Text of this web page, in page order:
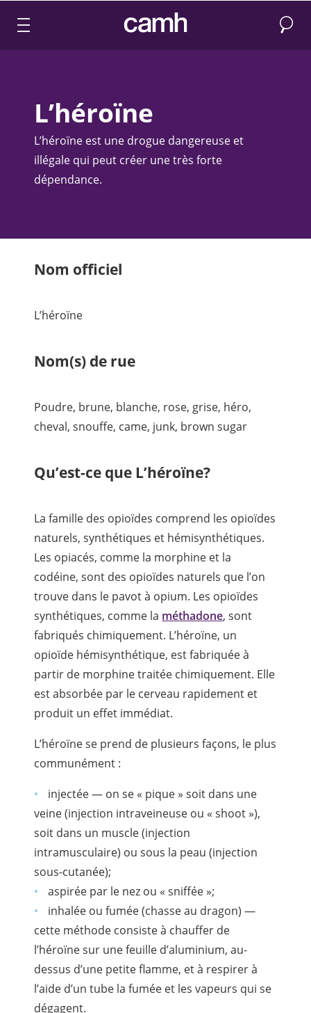
CAMH logo
L’héroïne
L’héroïne est une drogue dangereuse et
illégale qui peut créer une très forte
dépendance. ​
Nom officiel
L’héroïne​
Nom(s) de rue
Poudre, brune, blanche, rose, grise, héro,
cheval, snouffe, came, junk, brown sugar
Qu’est-ce que L’héroïne?
La famille des opioïdes comprend les opioïdes
naturels, synthétiques et hémisynthétiques.
Les opiacés, comme la morphine et la
codéine, sont des opioïdes naturels que l’on
trouve dans le pavot à opium. Les opioïdes
synthétiques, comme la méthadone, sont
fabriqués chimiquement. L’héroïne, un
opioïde hémisynthétique, est fabriquée à
partir de morphine traitée chimiquement. Elle
est absorbée par le cerveau rapidement et
produit un effet immédiat.
L’héroïne se prend de plusieurs façons, le plus
communément :
injectée — on se « pique » soit dans une
veine (injection intraveineuse ou « shoot »),
soit dans un muscle (injection
intramusculaire) ou sous la peau (injection
sous-cutanée);
aspirée par le nez ou « sniffée »;
inhalée ou fumée (chasse au dragon) —
cette méthode consiste à chauffer de
l’héroïne sur une feuille d’aluminium, au-
dessus d’une petite flamme, et à respirer à
l’aide d’un tube la fumée et les vapeurs qui se
dégagent.